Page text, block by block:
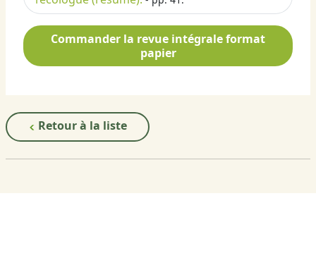
Commander la revue intégrale format
papier
Retour à la liste